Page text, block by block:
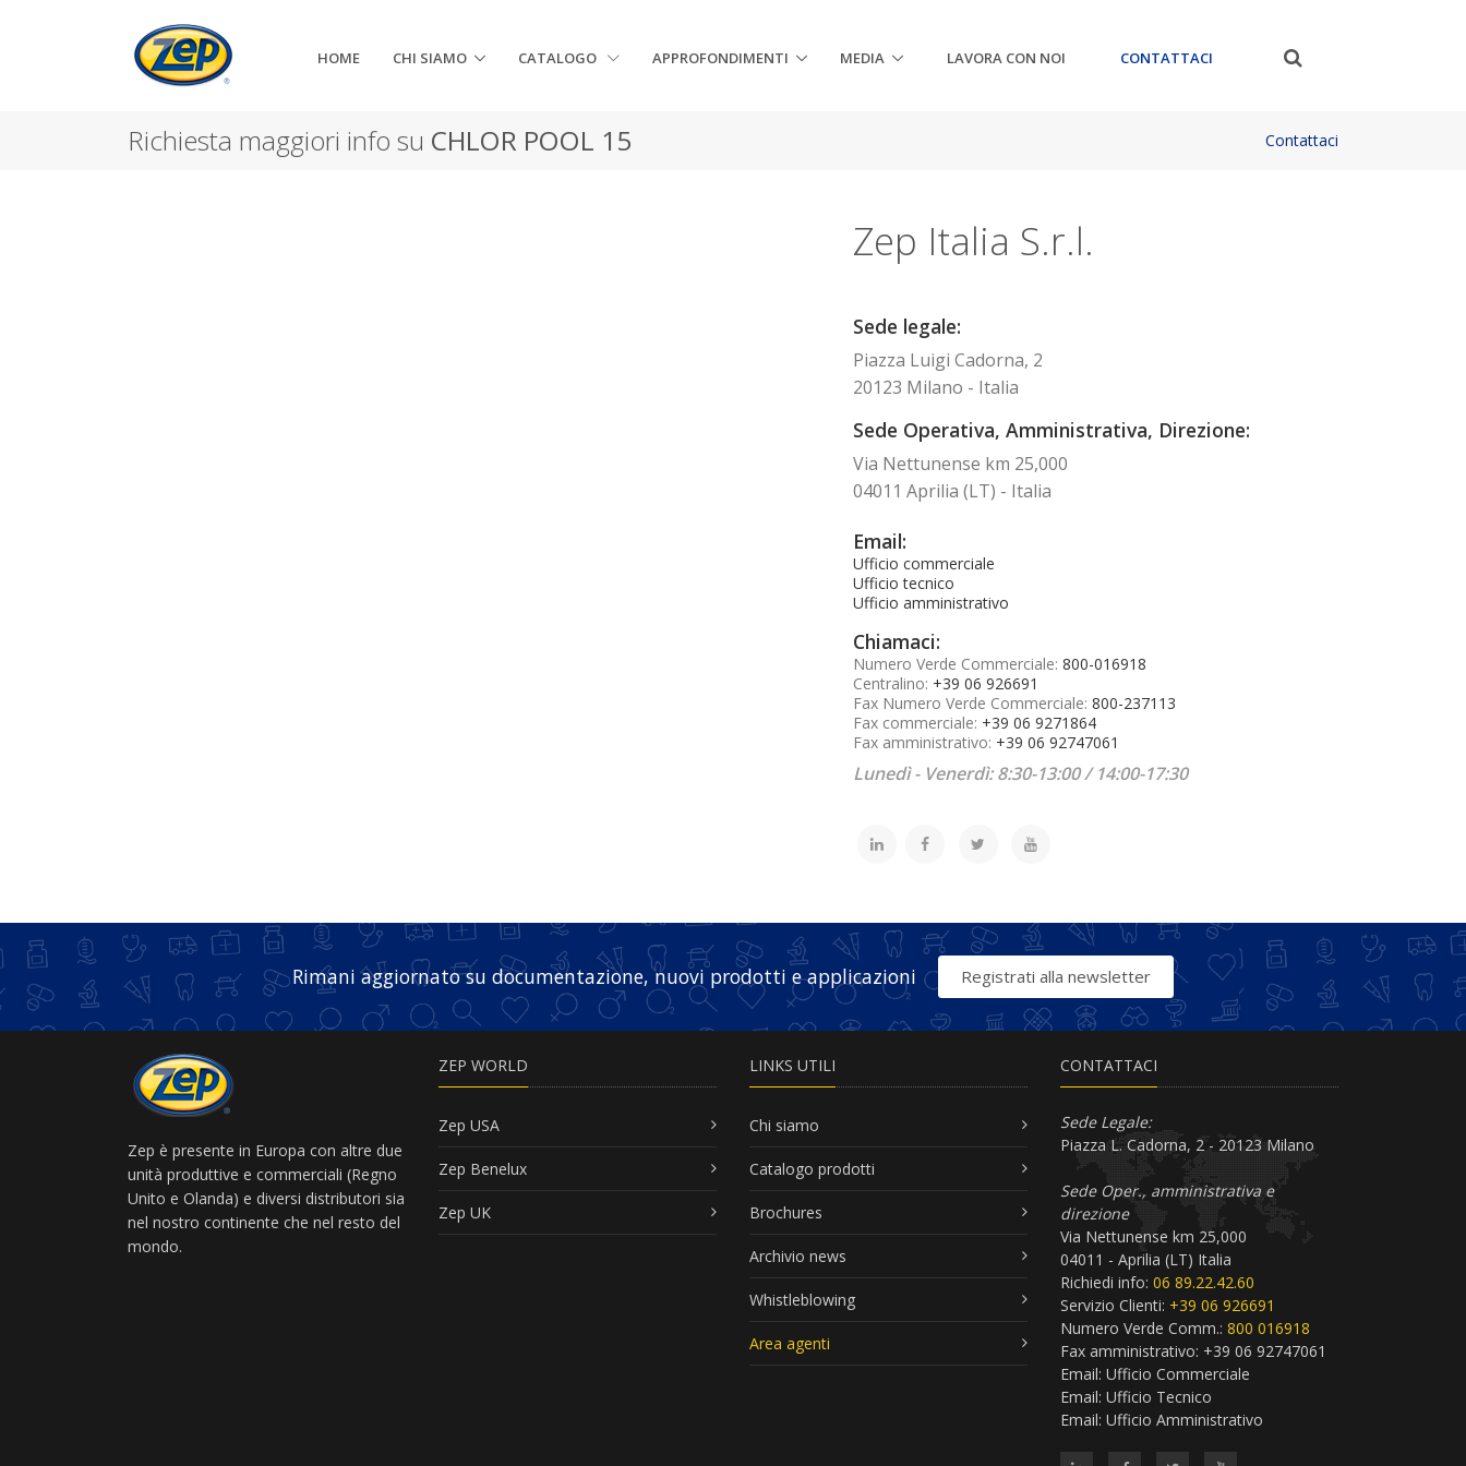
HOME CHI SIAMO CATALOGO APPROFONDIMENTI MEDIA LAVORA CON NOI CONTATTACI
Richiesta maggiori info su CHLOR POOL 15 Contattaci
Zep Italia S.r.l.
Sede legale:
Piazza Luigi Cadorna, 2
20123 Milano - Italia
Sede Operativa, Amministrativa, Direzione:
Via Nettunense km 25,000
04011 Aprilia (LT) - Italia
Email:
Ufficio commerciale
Ufficio tecnico
Ufficio amministrativo
Chiamaci:
Numero Verde Commerciale: 800-016918
Centralino: +39 06 926691
Fax Numero Verde Commerciale: 800-237113
Fax commerciale: +39 06 9271864
Fax amministrativo: +39 06 92747061
Lunedì - Venerdì: 8:30-13:00 / 14:00-17:30
Rimani aggiornato su documentazione, nuovi prodotti e applicazioni Registrati alla newsletter
Zep è presente in Europa con altre due
unità produttive e commerciali (Regno
Unito e Olanda) e diversi distributori sia
nel nostro continente che nel resto del
mondo.
ZEP WORLD
Zep USA
Zep Benelux
Zep UK
LINKS UTILI
Chi siamo
Catalogo prodotti
Brochures
Archivio news
Whistleblowing
Area agenti
CONTATTACI
Sede Legale:
Piazza L. Cadorna, 2 - 20123 Milano
Sede Oper., amministrativa e
direzione
Via Nettunense km 25,000
04011 - Aprilia (LT) Italia
Richiedi info: 06 89.22.42.60
Servizio Clienti: +39 06 926691
Numero Verde Comm.: 800 016918
Fax amministrativo: +39 06 92747061
Email: Ufficio Commerciale
Email: Ufficio Tecnico
Email: Ufficio Amministrativo